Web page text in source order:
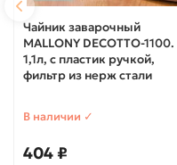
Чайник заварочный
MALLONY DECOTTO-1100.
1,1л, с пластик ручкой,
фильтр из нерж стали
В наличии ✓
404 ₽